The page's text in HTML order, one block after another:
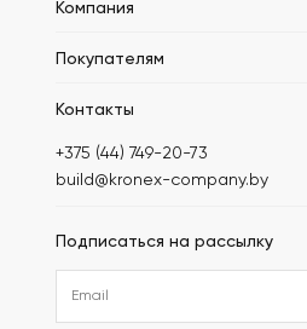
Компания
Покупателям
Контакты
+375 (44) 749-20-73
build@kronex-company.by
Подписаться на рассылку